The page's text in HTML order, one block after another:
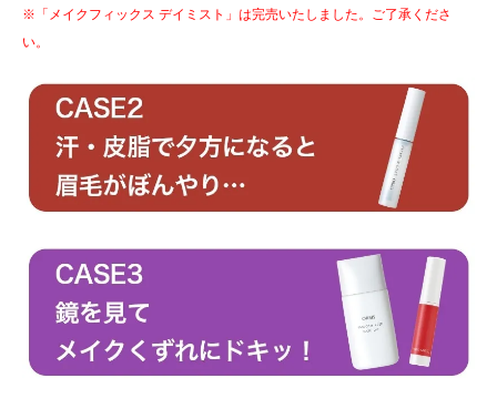
※「メイクフィックス デイミスト」は完売いたしました。ご了承くださ
い。